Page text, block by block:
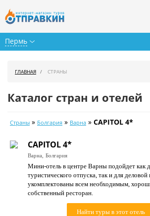
Пермь
Календарь туров
Цены дня
Страны
Как купить
ГЛАВНАЯ СТРАНЫ
Каталог стран и отелей
Страны » Болгария » Варна » CAPITOL 4*
CAPITOL 4*
Варна, Болгария
Мини-отель в центре Варны подойдет как
туристического отпуска, так и для
укомплектованы всем необходимым,
собственный ресторан.
Найти туры в этот отель